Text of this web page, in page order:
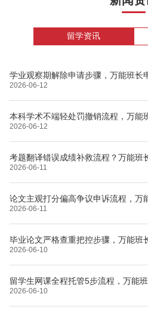
留学资讯
学业观察期解除申请步骤，万能班长
2026-06-12
本科学术不端轻处罚撤销流程，万能
2026-06-12
考题翻译错误成绩补救流程？万能班
2026-06-11
论文主观打分偏高争议申诉流程，万
2026-06-11
毕业论文严格查重把控步骤，万能班
2026-06-10
留学生网课全程托管5步流程，万能
2026-06-10